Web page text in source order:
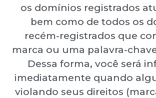
os domínios registrados
bem como de todos os
recém-registrados que
marca ou uma palavra-
Dessa forma, você será
imediatamente quando
violando seus direitos